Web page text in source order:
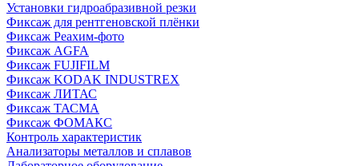
Установки гидроабразивной резки
Фиксаж для рентгеновской плёнки
Фиксаж Реахим-фото
Фиксаж AGFA
Фиксаж FUJIFILM
Фиксаж KODAK INDUSTREX
Фиксаж ЛИТАС
Фиксаж ТАСМА
Фиксаж ФОМАКС
Контроль характеристик
Анализаторы металлов и сплавов